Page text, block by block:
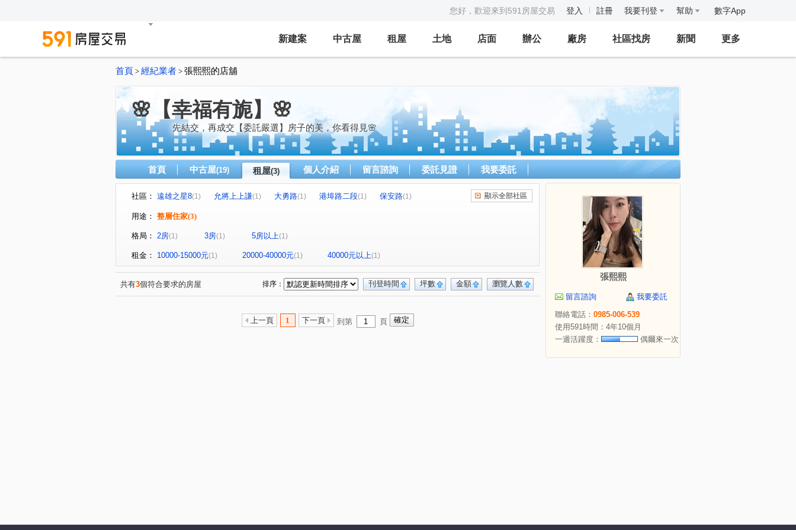
您好，歡迎來到591房屋交易 登入 註冊 我要刊登 幫助 數字App
新建案 中古屋 租屋 土地 店面 辦公 廠房 社區找房 新聞 更多
首頁 > 經紀業者 > 張熙熙的店舖
🌸【幸福有旎】🌸
先結交，再成交【委託嚴選】房子的美，你看得見🌸
首頁 中古屋(19) 租屋(3) 個人介紹 留言諮詢 委託見證 我要委託
社區： 遠雄之星8(1) 允將上上謙(1) 大勇路(1) 港埠路二段(1) 保安路(1) 顯示全部社區
用途： 整層住家(3)
格局： 2房(1) 3房(1) 5房以上(1)
租金： 10000-15000元(1) 20000-40000元(1) 40000元以上(1)
共有3個符合要求的房屋 瀏覽人數
金額
坪數
刊登時間
排序：
上一頁 1 下一頁 到第 頁
張熙熙
留言諮詢
我要委託
聯絡電話： 0985-006-539
使用591時間：4年10個月
一週活躍度：
偶爾來一次